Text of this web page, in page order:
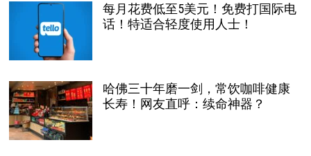
每月花费低至5美元！免费打国际电
话！特适合轻度使用人士！
哈佛三十年磨一剑，常饮咖啡健康
长寿！网友直呼：续命神器？